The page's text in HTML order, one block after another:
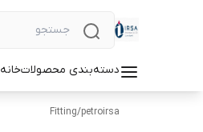
دسته‌بندی محصولاتخانه
petroirsa
/
Fitting